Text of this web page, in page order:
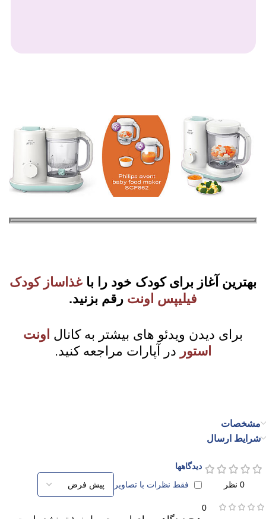
بهترین آغاز برای کودک خود را با غذاساز کودک
فیلیپس اونت رقم بزنید.
برای دیدن ویدئو های بیشتر به کانال اونت
استور در آپارات مراجعه کنید.
مشخصات
شرایط ارسال
0 نظر
0
دیدگاهها
فقط نظرات با تصاویر